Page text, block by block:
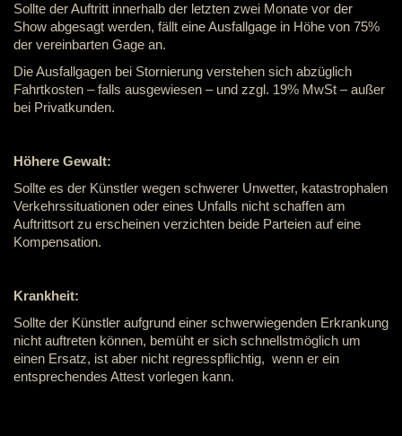
Sollte der Auftritt innerhalb der letzten zwei Monate vor der
Show abgesagt werden, fällt eine Ausfallgage in Höhe von 75%
der vereinbarten Gage an.
Die Ausfallgagen bei Stornierung verstehen sich abzüglich
Fahrtkosten – falls ausgewiesen – und zzgl. 19% MwSt – außer
bei Privatkunden.
Höhere Gewalt:
Sollte es der Künstler wegen schwerer Unwetter, katastrophalen
Verkehrssituationen oder eines Unfalls nicht schaffen am
Auftrittsort zu erscheinen verzichten beide Parteien auf eine
Kompensation.
Krankheit:
Sollte der Künstler aufgrund einer schwerwiegenden Erkrankung
nicht auftreten können, bemüht er sich schnellstmöglich um
einen Ersatz, ist aber nicht regresspflichtig, wenn er ein
entsprechendes Attest vorlegen kann.